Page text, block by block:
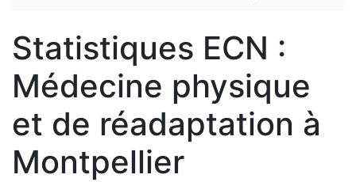
Statistiques ECN :
Médecine physique
et de réadaptation à
Montpellier